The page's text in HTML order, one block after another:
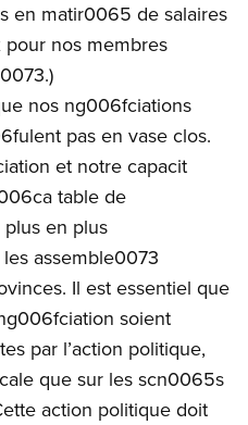
en matir0065 de salaires
nos membres
nos ng006fciations
pas en vase clos.
et notre capacit
table de
en plus
assemble0073
Il est essentiel que
soient
par l’action politique,
que sur les scn0065s
action politique doit